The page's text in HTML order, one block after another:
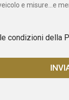
e misure...e
condizioni della